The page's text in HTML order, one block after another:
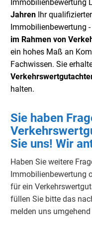
Immobilienbewertung
Jahren Ihr
Immobilienbewertung
im Rahmen von
ein hohes Maß an
Fachwissen. Sie
halten.
Sie haben
Sie uns! Wir
Haben Sie weitere
Immobilienbewertung
für ein
füllen Sie bitte das
melden uns